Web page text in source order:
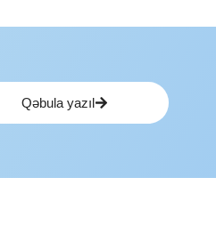
Qəbula yazıl